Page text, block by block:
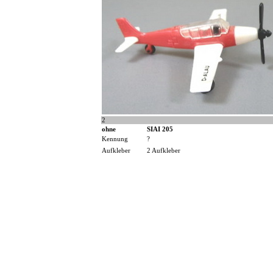
2
ohne
SIAI 205
Kennung
?
Aufkleber
2 Aufkleber